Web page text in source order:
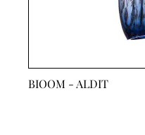
BIOOM - ALDIT